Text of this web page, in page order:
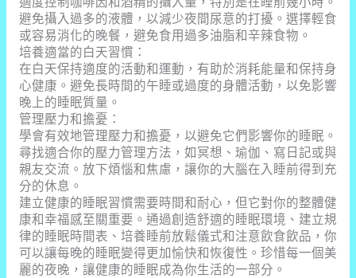
避免攝入過多的液體，以減少夜間尿意的打擾。選擇輕食
或容易消化的晚餐，避免食用過多油脂和辛辣食物。
培養適當的白天習慣：
在白天保持適度的活動和運動，有助於消耗能量和保持身
心健康。避免長時間的午睡或過度的身體活動，以免影響
晚上的睡眠質量。
管理壓力和擔憂：
學會有效地管理壓力和擔憂，以避免它們影響你的睡眠。
尋找適合你的壓力管理方法，如冥想、瑜伽、寫日記或與
親友交流。放下煩惱和焦慮，讓你的大腦在入睡前得到充
分的休息。
建立健康的睡眠習慣需要時間和耐心，但它對你的整體健
康和幸福感至關重要。通過創造舒適的睡眠環境、建立規
律的睡眠時間表、培養睡前放鬆儀式和注意飲食飲品，你
可以讓每晚的睡眠變得更加愉快和恢復性。珍惜每一個美
麗的夜晚，讓健康的睡眠成為你生活的一部分。